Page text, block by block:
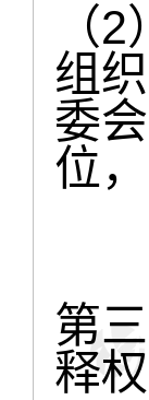
（
组
委
位
第
释